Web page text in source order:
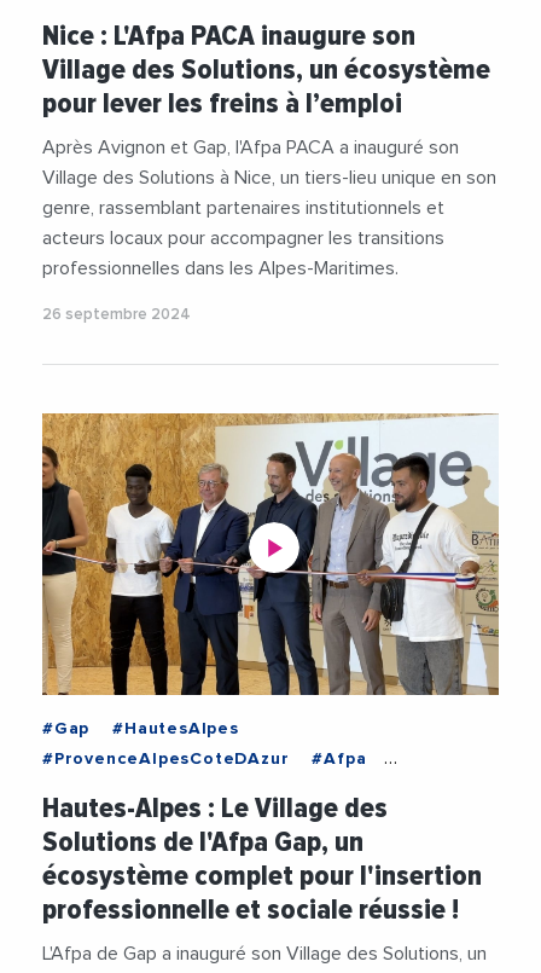
#Insertion
#TransitionNumerique #Videos
Nice : L'Afpa PACA inaugure son
Village des Solutions, un écosystème
pour lever les freins à l’emploi
Après Avignon et Gap, l'Afpa PACA a inauguré son
Village des Solutions à Nice, un tiers-lieu unique en son
genre, rassemblant partenaires institutionnels et
acteurs locaux pour accompagner les transitions
professionnelles dans les Alpes-Maritimes.
26 septembre 2024
#Gap
#HautesAlpes
#ProvenceAlpesCoteDAzur
#Afpa
#Emploi
#EmploiFormation
#Formation
#Insertion
#Videos
Hautes-Alpes : Le Village des
Solutions de l'Afpa Gap, un
écosystème complet pour l'insertion
professionnelle et sociale réussie !
L'Afpa de Gap a inauguré son Village des Solutions, un